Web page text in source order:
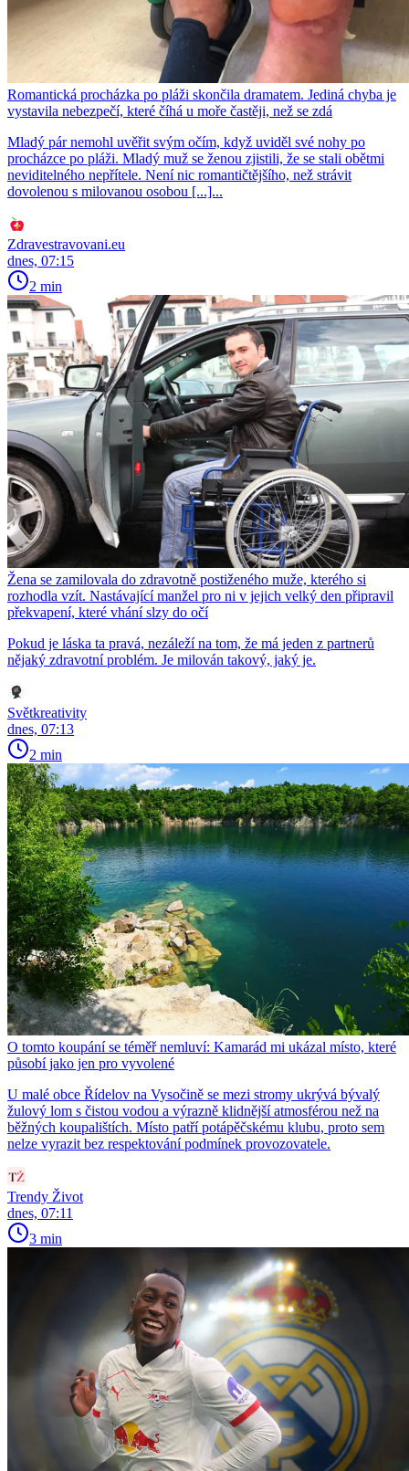
Romantická procházka po pláži skončila dramatem. Jediná chyba je
vystavila nebezpečí, které číhá u moře častěji, než se zdá
Mladý pár nemohl uvěřit svým očím, když uviděl své nohy po
procházce po pláži. Mladý muž se ženou zjistili, že se stali obětmi
neviditelného nepřítele. Není nic romantičtějšího, než strávit
dovolenou s milovanou osobou [...]...
Zdravestravovani.eu
dnes, 07:15
2 min
Žena se zamilovala do zdravotně postiženého muže, kterého si
rozhodla vzít. Nastávající manžel pro ni v jejich velký den připravil
překvapení, které vhání slzy do očí
Pokud je láska ta pravá, nezáleží na tom, že má jeden z partnerů
nějaký zdravotní problém. Je milován takový, jaký je.
Světkreativity
dnes, 07:13
2 min
O tomto koupání se téměř nemluví: Kamarád mi ukázal místo, které
působí jako jen pro vyvolené
U malé obce Řídelov na Vysočině se mezi stromy ukrývá bývalý
žulový lom s čistou vodou a výrazně klidnější atmosférou než na
běžných koupalištích. Místo patří potápěčskému klubu, proto sem
nelze vyrazit bez respektování podmínek provozovatele.
Trendy Život
dnes, 07:11
3 min